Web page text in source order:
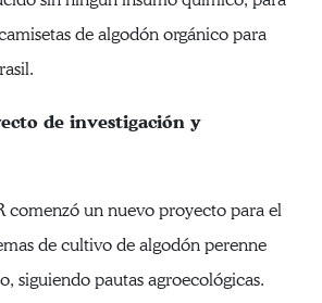
de algodón orgánico para
de investigación y
comenzó un nuevo proyecto para el
de cultivo de algodón perenne
siguiendo pautas agroecológicas.